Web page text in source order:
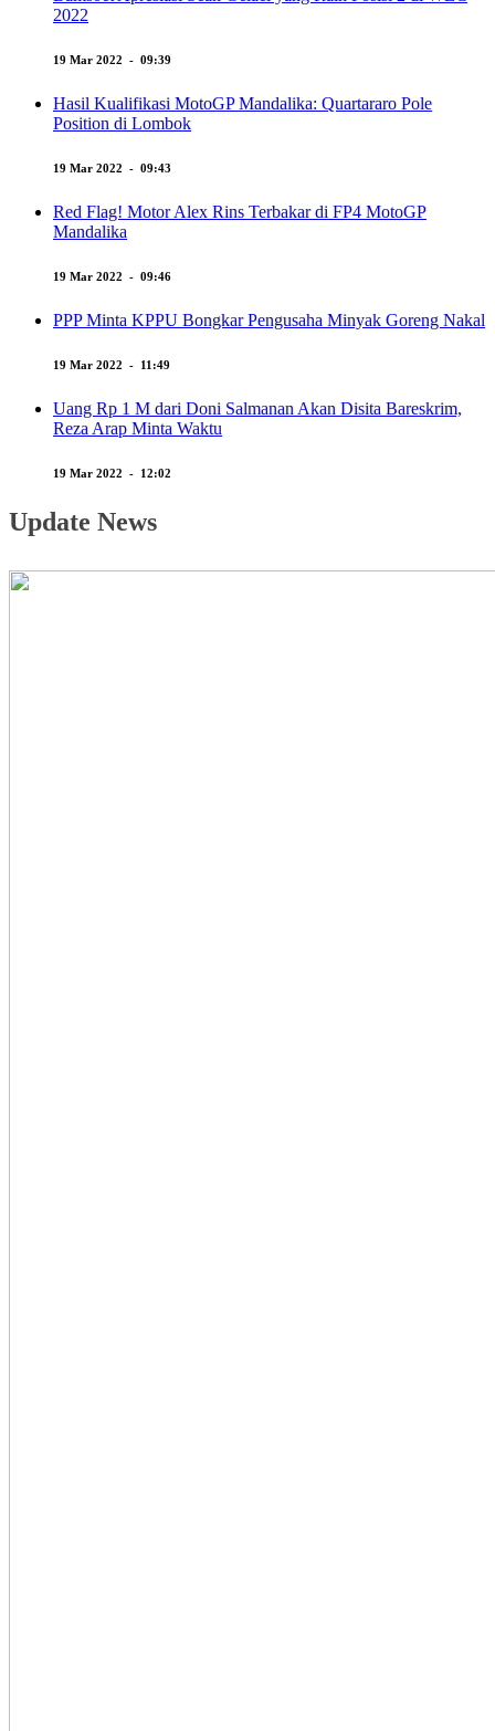
2022
19 Mar 2022 - 09:39
Hasil Kualifikasi MotoGP Mandalika: Quartararo Pole
Position di Lombok
19 Mar 2022 - 09:43
Red Flag! Motor Alex Rins Terbakar di FP4 MotoGP
Mandalika
19 Mar 2022 - 09:46
PPP Minta KPPU Bongkar Pengusaha Minyak Goreng Nakal
19 Mar 2022 - 11:49
Uang Rp 1 M dari Doni Salmanan Akan Disita Bareskrim,
Reza Arap Minta Waktu
19 Mar 2022 - 12:02
Update News